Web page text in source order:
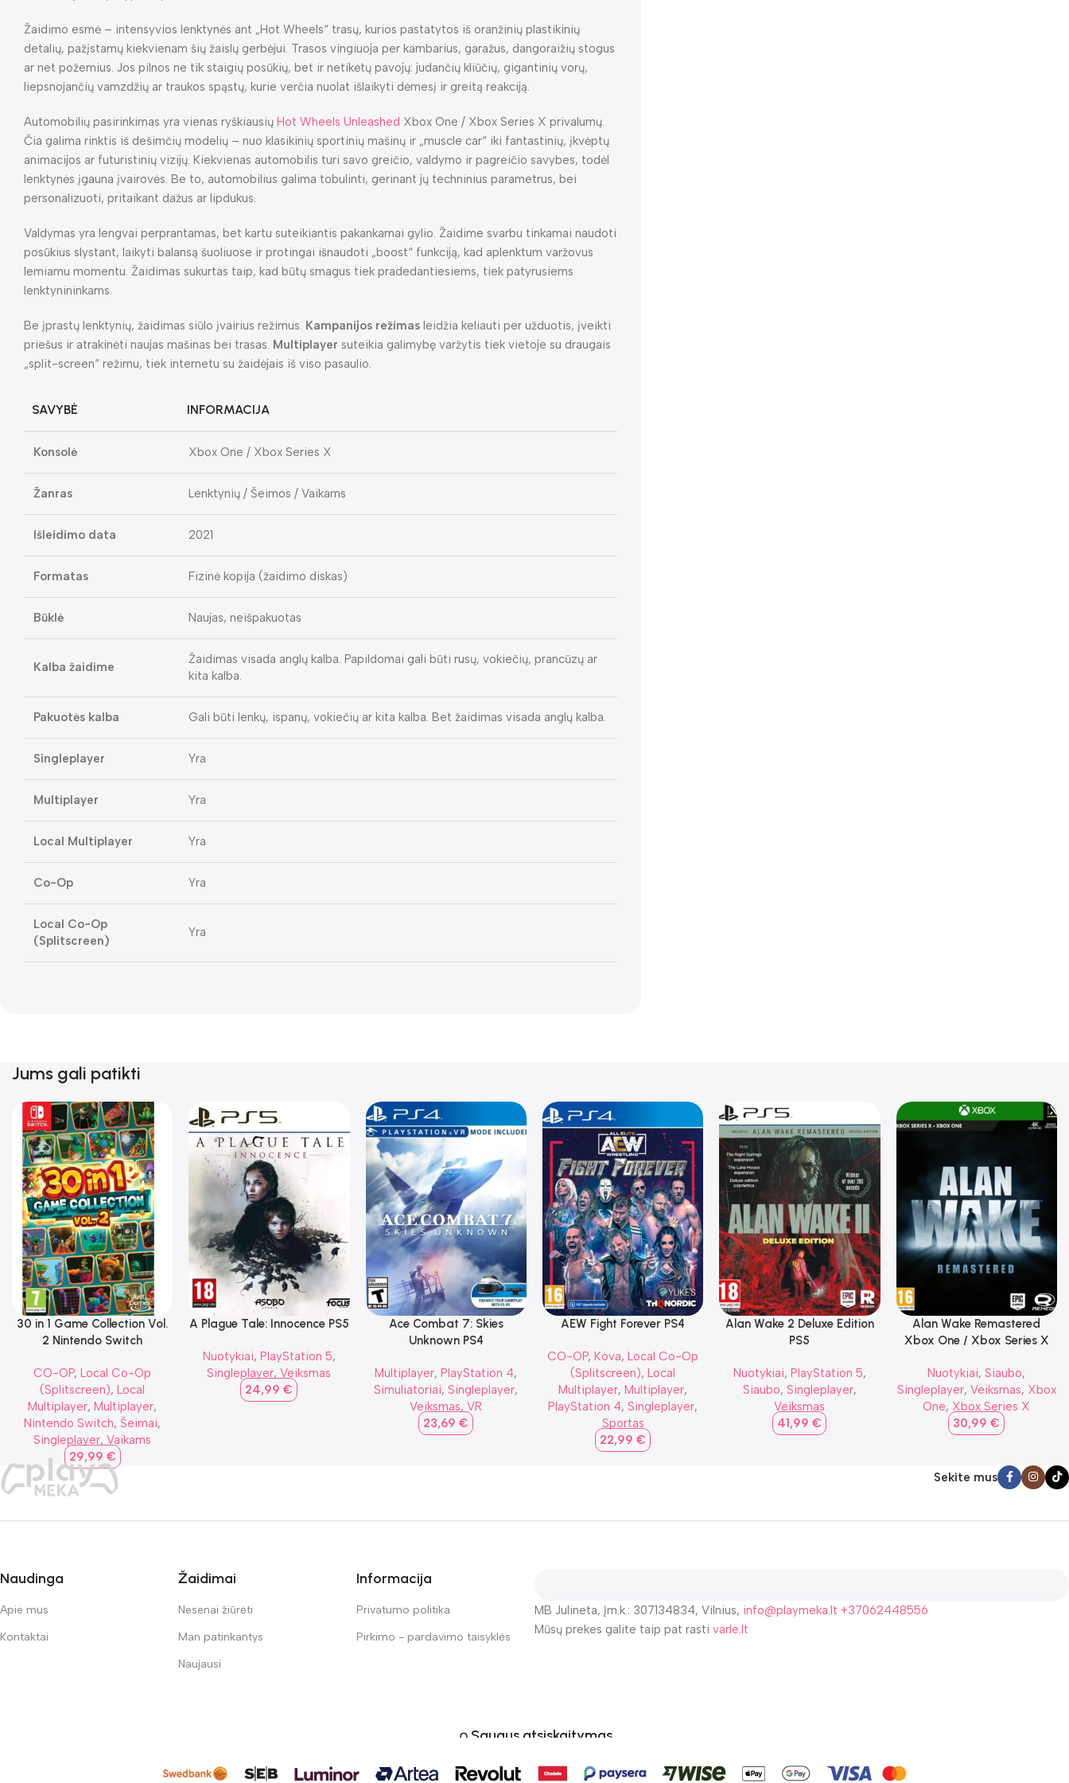
Žaidimo esmė – intensyvios lenktynės ant „Hot Wheels“ trasų, kurios pastatytos iš oranžinių plastikinių
detalių, pažįstamų kiekvienam šių žaislų gerbėjui. Trasos vingiuoja per kambarius, garažus, dangoraižių stogus
ar net požemius. Jos pilnos ne tik staigių posūkių, bet ir netikėtų pavojų: judančių kliūčių, gigantinių vorų,
liepsnojančių vamzdžių ar traukos spąstų, kurie verčia nuolat išlaikyti dėmesį ir greitą reakciją.
Automobilių pasirinkimas yra vienas ryškiausių Hot Wheels Unleashed Xbox One / Xbox Series X privalumų.
Čia galima rinktis iš dešimčių modelių – nuo klasikinių sportinių mašinų ir „muscle car“ iki fantastinių, įkvėptų
animacijos ar futuristinių vizijų. Kiekvienas automobilis turi savo greičio, valdymo ir pagreičio savybes, todėl
lenktynės įgauna įvairovės. Be to, automobilius galima tobulinti, gerinant jų techninius parametrus, bei
personalizuoti, pritaikant dažus ar lipdukus.
Valdymas yra lengvai perprantamas, bet kartu suteikiantis pakankamai gylio. Žaidime svarbu tinkamai naudoti
posūkius slystant, laikyti balansą šuoliuose ir protingai išnaudoti „boost“ funkciją, kad aplenktum varžovus
lemiamu momentu. Žaidimas sukurtas taip, kad būtų smagus tiek pradedantiesiems, tiek patyrusiems
lenktynininkams.
Be įprastų lenktynių, žaidimas siūlo įvairius režimus. Kampanijos režimas leidžia keliauti per užduotis, įveikti
priešus ir atrakinėti naujas mašinas bei trasas. Multiplayer suteikia galimybę varžytis tiek vietoje su draugais
„split-screen“ režimu, tiek internetu su žaidėjais iš viso pasaulio.
SAVYBĖ INFORMACIJA
Konsolė Xbox One / Xbox Series X
Žanras Lenktynių / Šeimos / Vaikams
Išleidimo data 2021
Formatas Fizinė kopija (žaidimo diskas)
Būklė Naujas, neišpakuotas
Kalba žaidime
Žaidimas visada anglų kalba. Papildomai gali būti rusų, vokiečių, prancūzų ar
kita kalba.
Pakuotės kalba Gali būti lenkų, ispanų, vokiečių ar kita kalba. Bet žaidimas visada anglų kalba.
Singleplayer Yra
Multiplayer Yra
Local Multiplayer Yra
Co-Op Yra
Local Co-Op
(Splitscreen)
Yra
Jums gali patikti
30 in 1 Game Collection Vol.
2 Nintendo Switch
CO-OP,Local Co-Op
(Splitscreen),Local
Multiplayer,Multiplayer,
Nintendo Switch, Šeimai,
Singleplayer,Vaikams
29,99 €
A Plague Tale: Innocence PS5
Nuotykiai, PlayStation 5,
Singleplayer,Veiksmas
24,99€
Ace Combat 7: Skies
Unknown PS4
Multiplayer,PlayStation 4,
Simuliatoriai,Singleplayer,
Veiksmas,VR
23,69€
AEW Fight Forever PS4
CO-OP,Kova,Local Co-Op
(Splitscreen),Local
Multiplayer,Multiplayer,
PlayStation 4,Singleplayer,
Sportas
22,99€
Alan Wake 2 Deluxe Edition
PS5
Nuotykiai, PlayStation 5,
Siaubo, Singleplayer,
Veiksmas
41,99€
Alan Wake Remastered
Xbox One / Xbox Series X
Nuotykiai,Siaubo,
Singleplayer, Veiksmas, Xbox
One, Xbox Series X
30,99€
Sekite mus
Naudinga
Apie mus
Kontaktai
Žaidimai
Nesenai žiūrėti
Man patinkantys
Naujausi
Informacija
Privatumo politika
Pirkimo - pardavimo taisyklės
MB Julineta, Įm.k.: 307134834, Vilnius, info@playmeka.lt +37062448556
Mūsų prekes galite taip pat rasti varle.lt
Saugus atsiskaitymas